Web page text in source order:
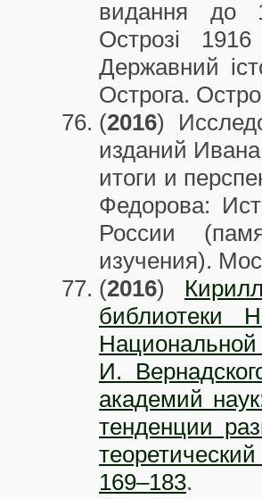
видання до
Острозі
Державний
Острога.
(2016)
изданий
итоги и
Федорова:
России
изучения).
(2016)
библиотеки
И.
академий
тенденции
169–183.